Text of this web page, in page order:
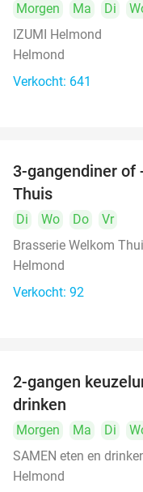
Morgen Ma Di
IZUMI Helmond
Helmond
Verkocht: 641
3-gangendiner of
Thuis
Di Wo Do
Vr
Brasserie Welkom
Helmond
Verkocht: 92
2-gangen
drinken
Morgen Ma Di
SAMEN eten en
Helmond